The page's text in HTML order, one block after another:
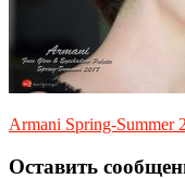
Armani Spring-Summer
Оставить